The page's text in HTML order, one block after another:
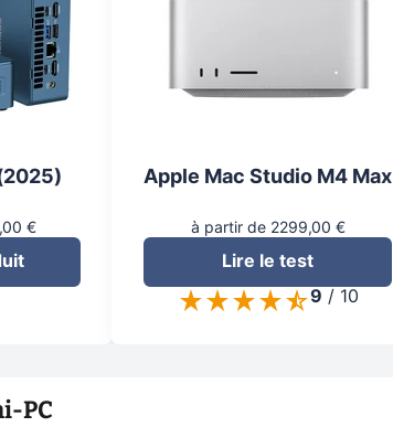
€
Apple Mac Studio M4 Max
à partir de 2299,00 €
Lire le test
9 / 10
PC